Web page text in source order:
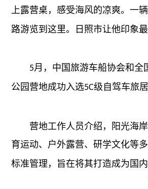
上露营桌，感受海风的凉爽。一
路游览到这里。日照市让他印象
5月，中国旅游车船协会和全
公园营地成功入选5C级自驾车旅
营地工作人员介绍，阳光海岸
育运动、户外露营、研学文化等
标准管理，旨在将其打造成为国